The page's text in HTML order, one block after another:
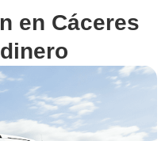
en Cáceres